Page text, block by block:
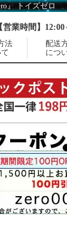
』 トイズゼロ
営業時間】
法
配送
につ